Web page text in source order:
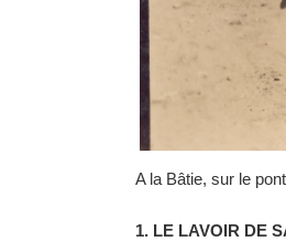
A la Bâtie, sur le
1. LE LAVOIR DE